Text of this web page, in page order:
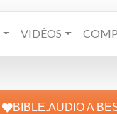
VIDÉOS
BIBLE.AUDIO A